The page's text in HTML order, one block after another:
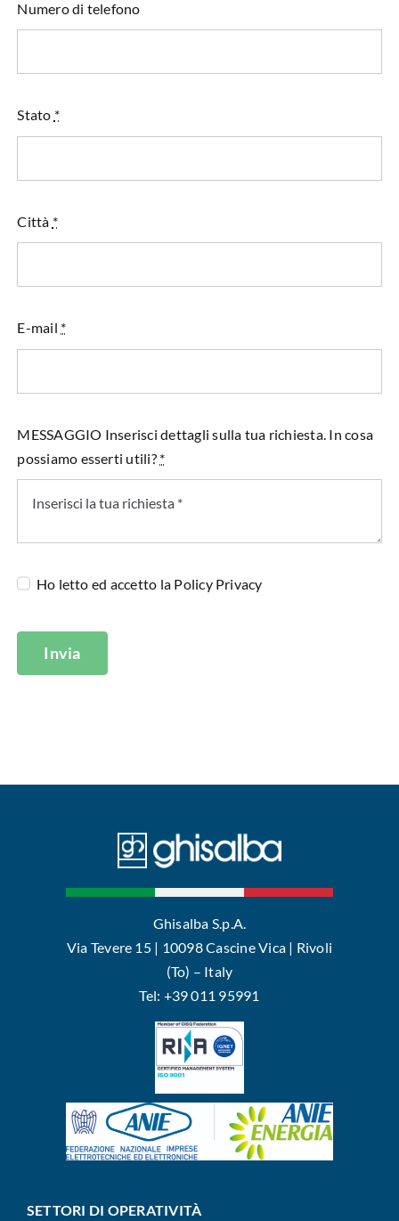
Numero di telefono
Stato *
Città *
E-mail *
MESSAGGIO Inserisci dettagli sulla tua richiesta. In cosa
possiamo esserti utili? *
Ho letto ed accetto la Policy Privacy
Invia
Ghisalba S.p.A.
Via Tevere 15 | 10098 Cascine Vica | Rivoli
(To) – Italy
Tel: +39 011 95991
SETTORI DI OPERATIVITÀ